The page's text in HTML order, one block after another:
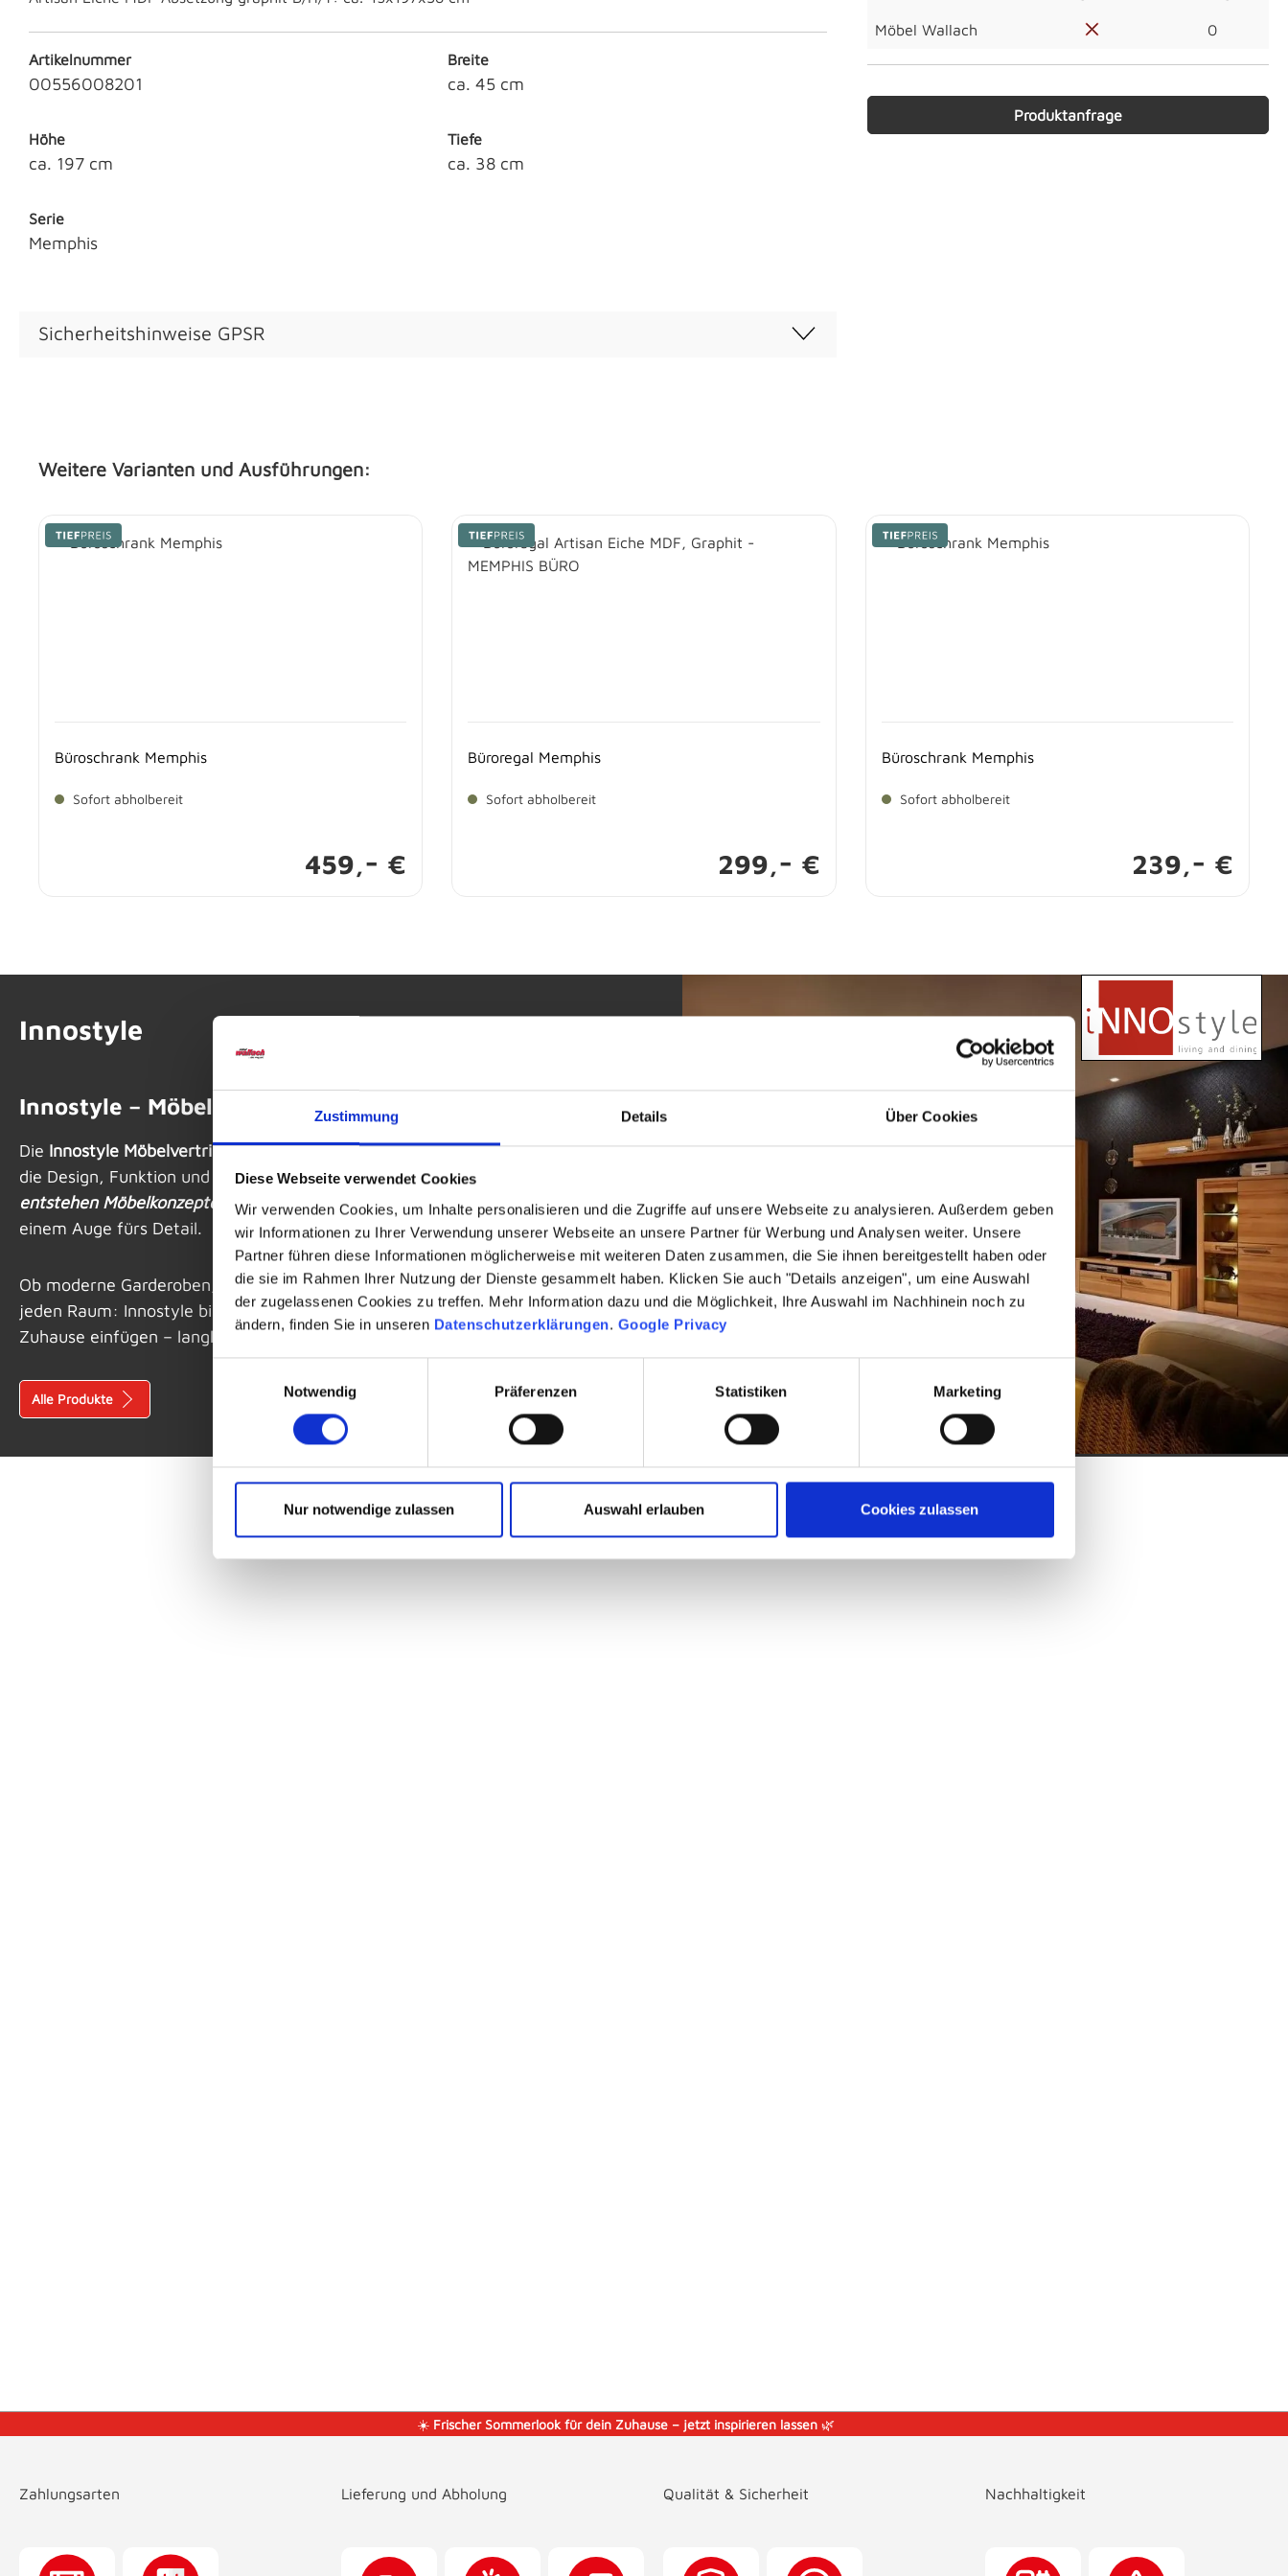
Zustimmung Details Über Cookies
Diese Webseite verwendet Cookies
Wir verwenden Cookies, um Inhalte personalisieren und die Zugriffe auf unsere Webseite zu analysieren. Außerdem geben
wir Informationen zu Ihrer Verwendung unserer Webseite an unsere Partner für Werbung und Analysen weiter. Unsere
Partner führen diese Informationen möglicherweise mit weiteren Daten zusammen, die Sie ihnen bereitgestellt haben oder
die sie im Rahmen Ihrer Nutzung der Dienste gesammelt haben. Klicken Sie auch "Details anzeigen", um eine Auswahl
der zugelassenen Cookies zu treffen. Mehr Information dazu und die Möglichkeit, Ihre Auswahl im Nachhinein noch zu
ändern, finden Sie in unseren Datenschutzerklärungen. Google Privacy
Notwendig
Präferenzen Statistiken Marketing
Nur notwendige zulassen Auswahl erlauben Cookies zulassen
Möbel Wallach 0
Produktanfrage
Artikelnummer
00556008201
Breite
ca. 45 cm
Höhe
ca. 197 cm
Tiefe
ca. 38 cm
Serie
Memphis
Sicherheitshinweise GPSR
Weitere Varianten und Ausführungen:
Produktgalerie überspringen
Büroschrank Memphis
Sofort abholbereit
459,- €
Büroregal Memphis
Sofort abholbereit
299,- €
Büroschrank Memphis
Sofort abholbereit
239,- €
Innostyle
Innostyle – Möbel mit Stilgefühl und Verstand
Die Innostyle Möbelvertriebs GmbH & Co. KGsteht für innovative Wohnideen,
die Design, Funktion und Gemütlichkeit perfekt vereinen. Am
entstehen Möbelkonzepte
, die Ihren Alltag verschönern – mit Stil, Qualität und
einem Auge fürs Detail.
Ob moderne Garderoben, clevere Stauraumlösungen oder Wohnprogramme für
jeden Raum: Innostyle bietet durchdachte Möbel, die sich harmonisch in Ihr
Zuhause einfügen – langlebig, alltagstauglich und stilvoll.
Alle Produkte
☀️ Frischer Sommerlook für dein Zuhause – jetzt inspirieren lassen 🌿
Zahlungsarten Lieferung und Abholung Qualität & Sicherheit Nachhaltigkeit